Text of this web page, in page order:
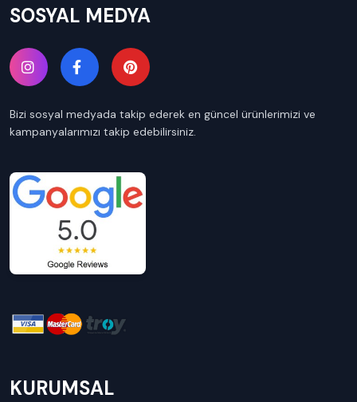
SOSYAL MEDYA
Bizi sosyal medyada takip ederek en güncel ürünlerimizi ve
kampanyalarımızı takip edebilirsiniz.
KURUMSAL